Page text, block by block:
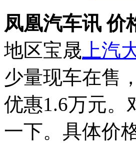
凤凰汽车讯 价
地区宝晟 上汽
少量现车在售
优惠1.6万元。
一下。具体价